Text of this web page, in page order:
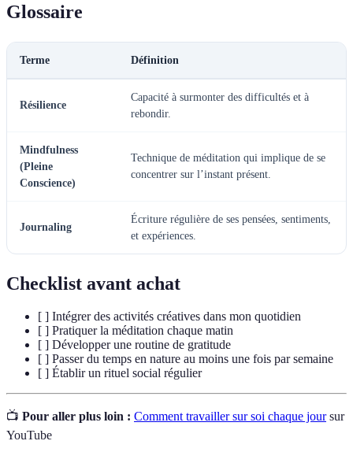
Glossaire
Terme Définition
Résilience
Capacité à surmonter des difficultés et à
rebondir.
Mindfulness
(Pleine
Conscience)
Technique de méditation qui implique de se
concentrer sur l’instant présent.
Journaling
Écriture régulière de ses pensées, sentiments,
et expériences.
Checklist avant achat
[ ] Intégrer des activités créatives dans mon quotidien
[ ] Pratiquer la méditation chaque matin
[ ] Développer une routine de gratitude
[ ] Passer du temps en nature au moins une fois par semaine
[ ] Établir un rituel social régulier
📺 Pour aller plus loin : Comment travailler sur soi chaque joursur
YouTube